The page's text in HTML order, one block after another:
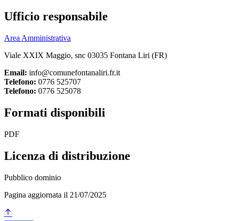
Ufficio responsabile
Area Amministrativa
Viale XXIX Maggio, snc 03035 Fontana Liri (FR)
Email: info@comunefontanaliri.fr.it
Telefono: 0776 525707
Telefono: 0776 525078
Formati disponibili
PDF
Licenza di distribuzione
Pubblico dominio
Pagina aggiornata il 21/07/2025